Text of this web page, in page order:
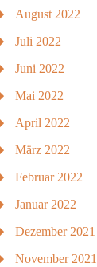
August 2022
Juli 2022
Juni 2022
Mai 2022
April 2022
März 2022
Februar 2022
Januar 2022
Dezember 2021
November 2021